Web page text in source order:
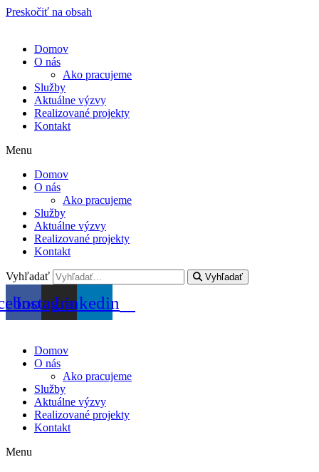
Preskočiť na obsah
Domov
O nás
Ako pracujeme
Služby
Aktuálne výzvy
Realizované projekty
Kontakt
Menu
Domov
O nás
Ako pracujeme
Služby
Aktuálne výzvy
Realizované projekty
Kontakt
Vyhľadať Vyhľadať
InstagramLinkedin
Domov
O nás
Ako pracujeme
Služby
Aktuálne výzvy
Realizované projekty
Kontakt
Menu